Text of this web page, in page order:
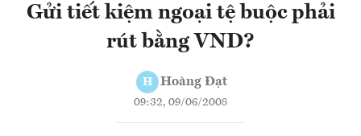
Gửi tiết kiệm ngoại tệ buộc phải
rút bằng VND?
H Hoàng Đạt
09:32, 09/06/2008